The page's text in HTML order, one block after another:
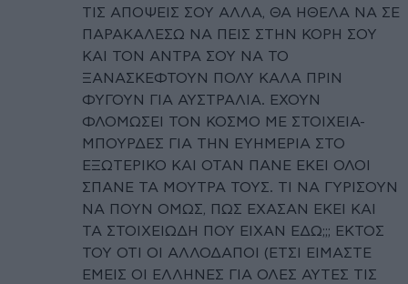
ΤΙΣ ΑΠΟΨΕΙΣ ΣΟΥ ΑΛΛΑ, ΘΑ ΗΘΕΛΑ ΝΑ ΣΕ
ΠΑΡΑΚΑΛΕΣΩ ΝΑ ΠΕΙΣ ΣΤΗΝ ΚΟΡΗ ΣΟΥ
ΚΑΙ ΤΟΝ ΑΝΤΡΑ ΣΟΥ ΝΑ ΤΟ
ΞΑΝΑΣΚΕΦΤΟΥΝ ΠΟΛΥ ΚΑΛΑ ΠΡΙΝ
ΦΥΓΟΥΝ ΓΙΑ ΑΥΣΤΡΑΛΙΑ. ΕΧΟΥΝ
ΦΛΟΜΩΣΕΙ ΤΟΝ ΚΟΣΜΟ ΜΕ ΣΤΟΙΧΕΙΑ-
ΜΠΟΥΡΔΕΣ ΓΙΑ ΤΗΝ ΕΥΗΜΕΡΙΑ ΣΤΟ
ΕΞΩΤΕΡΙΚΟ ΚΑΙ ΟΤΑΝ ΠΑΝΕ ΕΚΕΙ ΟΛΟΙ
ΣΠΑΝΕ ΤΑ ΜΟΥΤΡΑ ΤΟΥΣ. ΤΙ ΝΑ ΓΥΡΙΣΟΥΝ
ΝΑ ΠΟΥΝ ΟΜΩΣ, ΠΩΣ ΕΧΑΣΑΝ ΕΚΕΙ ΚΑΙ
ΤΑ ΣΤΟΙΧΕΙΩΔΗ ΠΟΥ ΕΙΧΑΝ ΕΔΩ;;; ΕΚΤΟΣ
ΤΟΥ ΟΤΙ ΟΙ ΑΛΛΟΔΑΠΟΙ (ΕΤΣΙ ΕΙΜΑΣΤΕ
ΕΜΕΙΣ ΟΙ ΕΛΛΗΝΕΣ ΓΙΑ ΟΛΕΣ ΑΥΤΕΣ ΤΙΣ